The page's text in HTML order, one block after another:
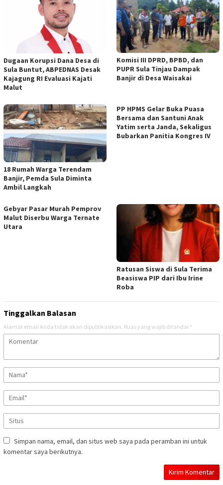
Dugaan Korupsi Dana Desa di
Sula Buntut, ABPEDNAS Desak
Kajagung RI Evaluasi Kajati
Malut
Komisi III DPRD, BPBD, dan
PUPR Sula Tinjau Dampak
Banjir di Desa Waisakai
18 Rumah Warga Terendam
Banjir, Pemda Sula Diminta
Ambil Langkah
PP HPMS Gelar Buka Puasa
Bersama dan Santuni Anak
Yatim serta Janda, Sekaligus
Bubarkan Panitia Kongres IV
Gebyar Pasar Murah Pemprov
Malut Diserbu Warga Ternate
Utara
Ratusan Siswa di Sula Terima
Beasiswa PIP dari Ibu Irine
Roba
Tinggalkan Balasan
Alamat email Anda tidak akan dipublikasikan. Ruas yang wajib ditandai *
Simpan nama, email, dan situs web saya pada peramban ini untuk
komentar saya berikutnya.